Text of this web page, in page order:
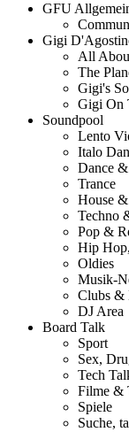
GFU
Gigi
All
The
Gigi's
Gigi On
Soundpool
Lento
Italo
Dance
Trance
House
Techno
Pop &
Hip
Oldies
Musik-
Clubs &
DJ Area
Board Talk
Sport
Sex,
Tech
Filme &
Spiele
Suche,